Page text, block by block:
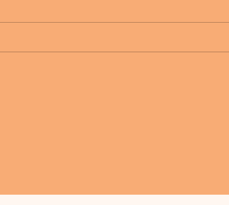
+6